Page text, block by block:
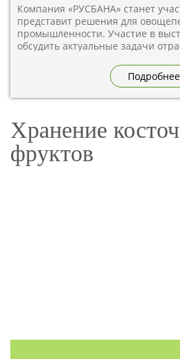
Компания «РУСБАНА» станет
представит решения для
промышленности. Участие в
обсудить актуальные задачи
Встречаемся на стенде А2.9 по
область, Дмитровский
Бунятино, территория
Подробнее
Хранение
фруктов